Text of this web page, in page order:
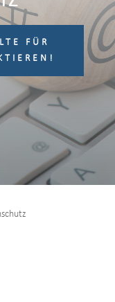
FÜR